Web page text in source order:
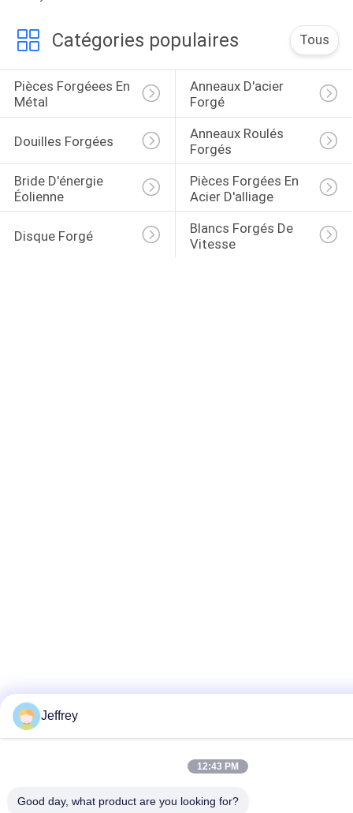
Catégories populaires Tous
Pièces Forgéees En
Métal
Anneaux D'acier
Forgé
Douilles Forgées
Anneaux Roulés
Forgés
Bride D'énergie
Éolienne
Pièces Forgées En
Acier D'alliage
Disque Forgé
Blancs Forgés De
Vitesse
Jeffrey
12:43 PM
Good day, what product are you looking for?